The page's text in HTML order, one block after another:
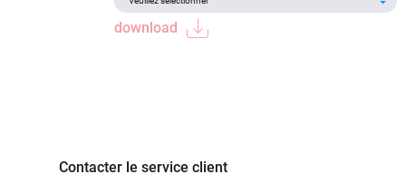
download
Contacter le service client